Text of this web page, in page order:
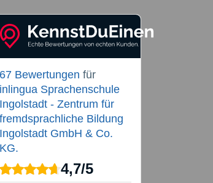
67 Bewertungen für
inlingua Sprachenschule
Ingolstadt - Zentrum für
fremdsprachliche Bildung
Ingolstadt GmbH & Co.
KG.
4,7/5